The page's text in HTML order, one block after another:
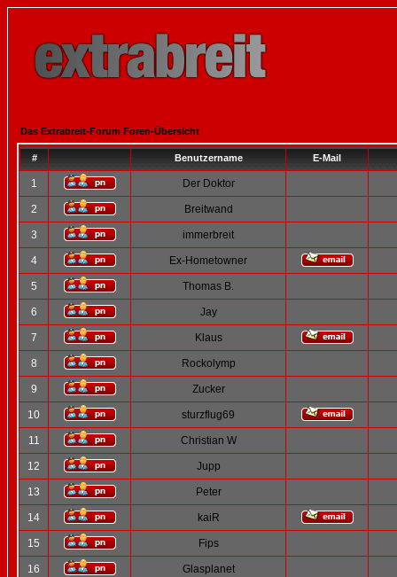
Das Extrabreit-Forum Foren-Übersicht
# Benutzername E-Mail
1 Der Doktor
2 Breitwand
3 immerbreit
4 Ex-Hometowner
5 Thomas B.
6 Jay
7 Klaus
8 Rockolymp
9 Zucker
10 sturzflug69
11 Christian W
12 Jupp
13 Peter
14 kaiR
15 Fips
16 Glasplanet